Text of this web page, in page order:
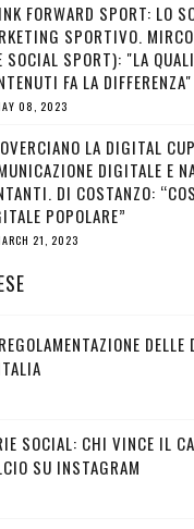
FORWARD SPORT: LO
SPORTIVO.
SOCIAL SPORT): "LA
FA LA DIFFERENZA"
08, 2023
LA DIGITAL
DIGITALE E
DI COSTANZO:
POPOLARE”
21, 2023
SOCIAL: CHI VINCE IL
SU INSTAGRAM